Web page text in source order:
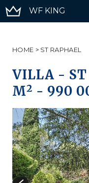
WF KING
HOME > ST RAPHAEL
VILLA -
M2 - 990